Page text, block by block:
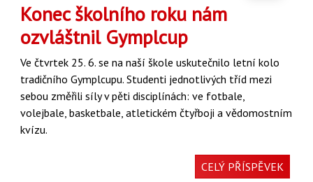
Konec školního roku nám
ozvláštnil Gymplcup
Ve čtvrtek 25. 6. se na naší škole uskutečnilo letní kolo
tradičního Gymplcupu. Studenti jednotlivých tříd mezi
sebou změřili síly v pěti disciplínách: ve fotbale,
volejbale, basketbale, atletickém čtyřboji a vědomostním
kvízu.
CELÝ PŘÍSPĚVEK